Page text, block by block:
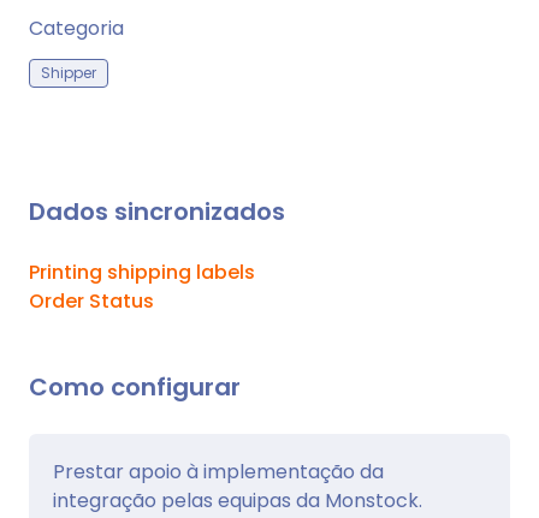
Categoria
Shipper
Dados sincronizados
Printing shipping labels
Order Status
Como configurar
Prestar apoio à implementação da
integração pelas equipas da Monstock.